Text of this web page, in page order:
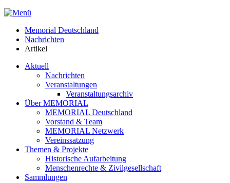
Memorial Deutschland
Nachrichten
Artikel
Aktuell
Nachrichten
Veranstaltungen
Veranstaltungsarchiv
Über MEMORIAL
MEMORIAL Deutschland
Vorstand & Team
MEMORIAL Netzwerk
Vereinssatzung
Themen & Projekte
Historische Aufarbeitung
Menschenrechte & Zivilgesellschaft
Sammlungen